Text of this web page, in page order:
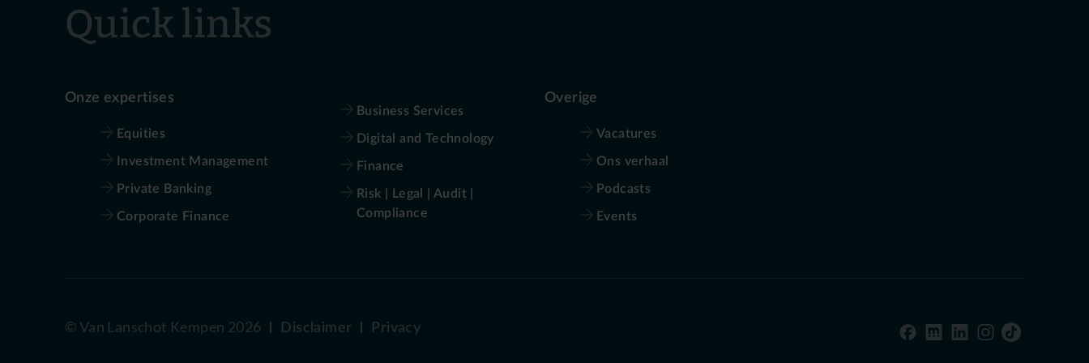
Quick links
Onze expertises
Equities
Investment Management
Private Banking
Corporate Finance
Business Services
Digital and Technology
Finance
Risk | Legal | Audit |
Compliance
Overige
Vacatures
Ons verhaal
Podcasts
Events
©Van Lanschot Kempen 2026 Disclaimer Privacy